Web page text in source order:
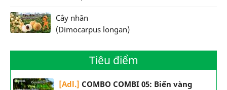
Cây nhãn
(Dimocarpus longan)
Tiêu điểm
[Adl.] COMBO COMBI 05: Biến vàng